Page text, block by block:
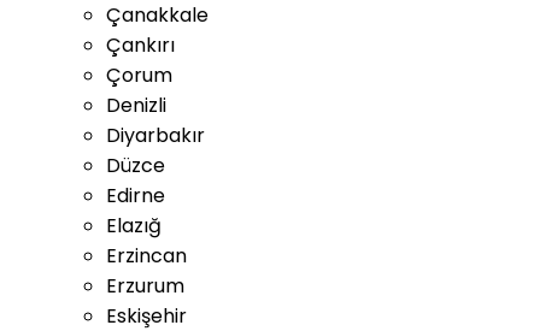
Çanakkale
Çankırı
Çorum
Denizli
Diyarbakır
Düzce
Edirne
Elazığ
Erzincan
Erzurum
Eskişehir